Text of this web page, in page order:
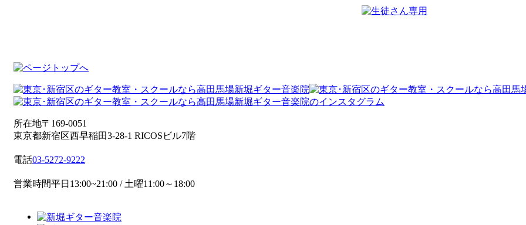
所在地〒169-0051
東京都新宿区西早稲田3-28-1 RICOSビル7階
電話03-5272-9222
営業時間平日13:00~21:00 / 土曜11:00～18:00